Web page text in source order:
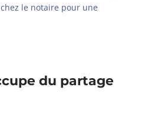
le notaire pour une
du partage